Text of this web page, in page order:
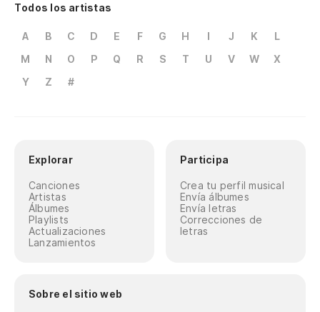
Todos los artistas
A B C D E F G H I J K
L
M
N O P Q R S T U V W
X
Y
Z #
Explorar
Canciones
Artistas
Álbumes
Playlists
Actualizaciones
Lanzamientos
Participa
Crea tu perfil musical
Envía álbumes
Envía letras
Correcciones de
letras
Sobre el sitio web